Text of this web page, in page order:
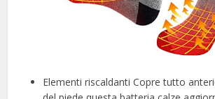
Elementi riscaldanti Copre tutto